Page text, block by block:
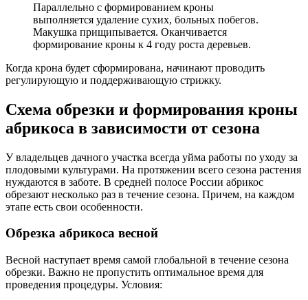
Параллельно с формированием кроны
выполняется удаление сухих, больных побегов.
Макушка прищипывается. Оканчивается
формирование кроны к 4 году роста деревьев.
Когда крона будет сформирована, начинают проводить
регулирующую и поддерживающую стрижку.
Схема обрезки и формирования кроны
абрикоса в зависимости от сезона
У владельцев дачного участка всегда уйма работы по уходу за
плодовыми культурами. На протяжении всего сезона растения
нуждаются в заботе. В средней полосе России абрикос
обрезают несколько раз в течение сезона. Причем, на каждом
этапе есть свои особенности.
Обрезка абрикоса весной
Весной наступает время самой глобальной в течение сезона
обрезки. Важно не пропустить оптимальное время для
проведения процедуры. Условия: